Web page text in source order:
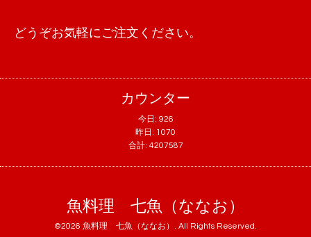
どうぞお気軽にご注文ください。
カウンター
今日: 926
昨日: 1070
合計: 4207587
魚料理 七魚（ななお）
©2026 魚料理 七魚（ななお） . All Rights Reserved.